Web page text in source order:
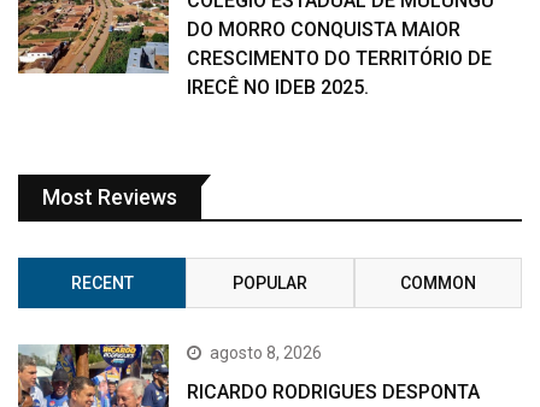
DO MORRO CONQUISTA MAIOR
CRESCIMENTO DO TERRITÓRIO DE
IRECÊ NO IDEB 2025.
Most Reviews
RECENT POPULAR COMMON
agosto 8, 2026
RICARDO RODRIGUES DESPONTA